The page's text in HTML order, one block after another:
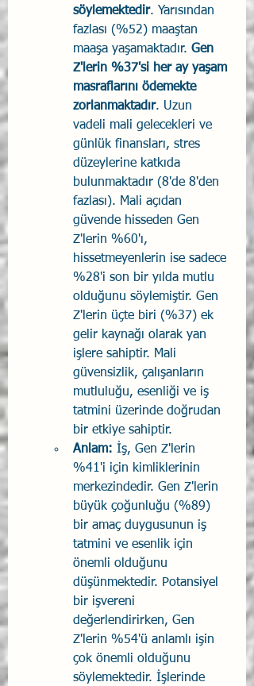
söylemektedir. Yarısından
fazlası (%52) maaştan
maaşa yaşamaktadır. Gen
Z'lerin %37'si her ay yaşam
masraflarını ödemekte
zorlanmaktadır. Uzun
vadeli mali gelecekleri ve
günlük finansları, stres
düzeylerine katkıda
bulunmaktadır (8'de 8'den
fazlası). Mali açıdan
güvende hisseden Gen
Z'lerin %60'ı,
hissetmeyenlerin ise sadece
%28'i son bir yılda mutlu
olduğunu söylemiştir. Gen
Z'lerin üçte biri (%37) ek
gelir kaynağı olarak yan
işlere sahiptir. Mali
güvensizlik, çalışanların
mutluluğu, esenliği ve iş
tatmini üzerinde doğrudan
bir etkiye sahiptir.
Anlam: İş, Gen Z'lerin
%41'i için kimliklerinin
merkezindedir. Gen Z'lerin
büyük çoğunluğu (%89)
bir amaç duygusunun iş
tatmini ve esenlik için
önemli olduğunu
düşünmektedir. Potansiyel
bir işvereni
değerlendirirken, Gen
Z'lerin %54'ü anlamlı işin
çok önemli olduğunu
söylemektedir. İşlerinde